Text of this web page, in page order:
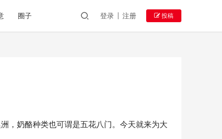
圈子 登录 注册 投稿
，奶酪种类也可谓是五花八门。今天就来为大